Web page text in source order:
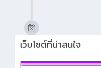
เว็บไซต์ที่น่าสนใจ